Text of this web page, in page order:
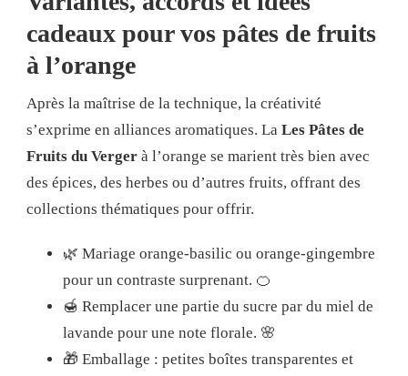
cadeaux pour vos pâtes de fruits
à l’orange
Après la maîtrise de la technique, la créativité
s’exprime en alliances aromatiques. La Les Pâtes de
Fruits du Verger à l’orange se marient très bien avec
des épices, des herbes ou d’autres fruits, offrant des
collections thématiques pour offrir.
🌿 Mariage orange-basilic ou orange-gingembre
pour un contraste surprenant. 🍊
🍯 Remplacer une partie du sucre par du miel de
lavande pour une note florale. 🌸
🎁 Emballage : petites boîtes transparentes et